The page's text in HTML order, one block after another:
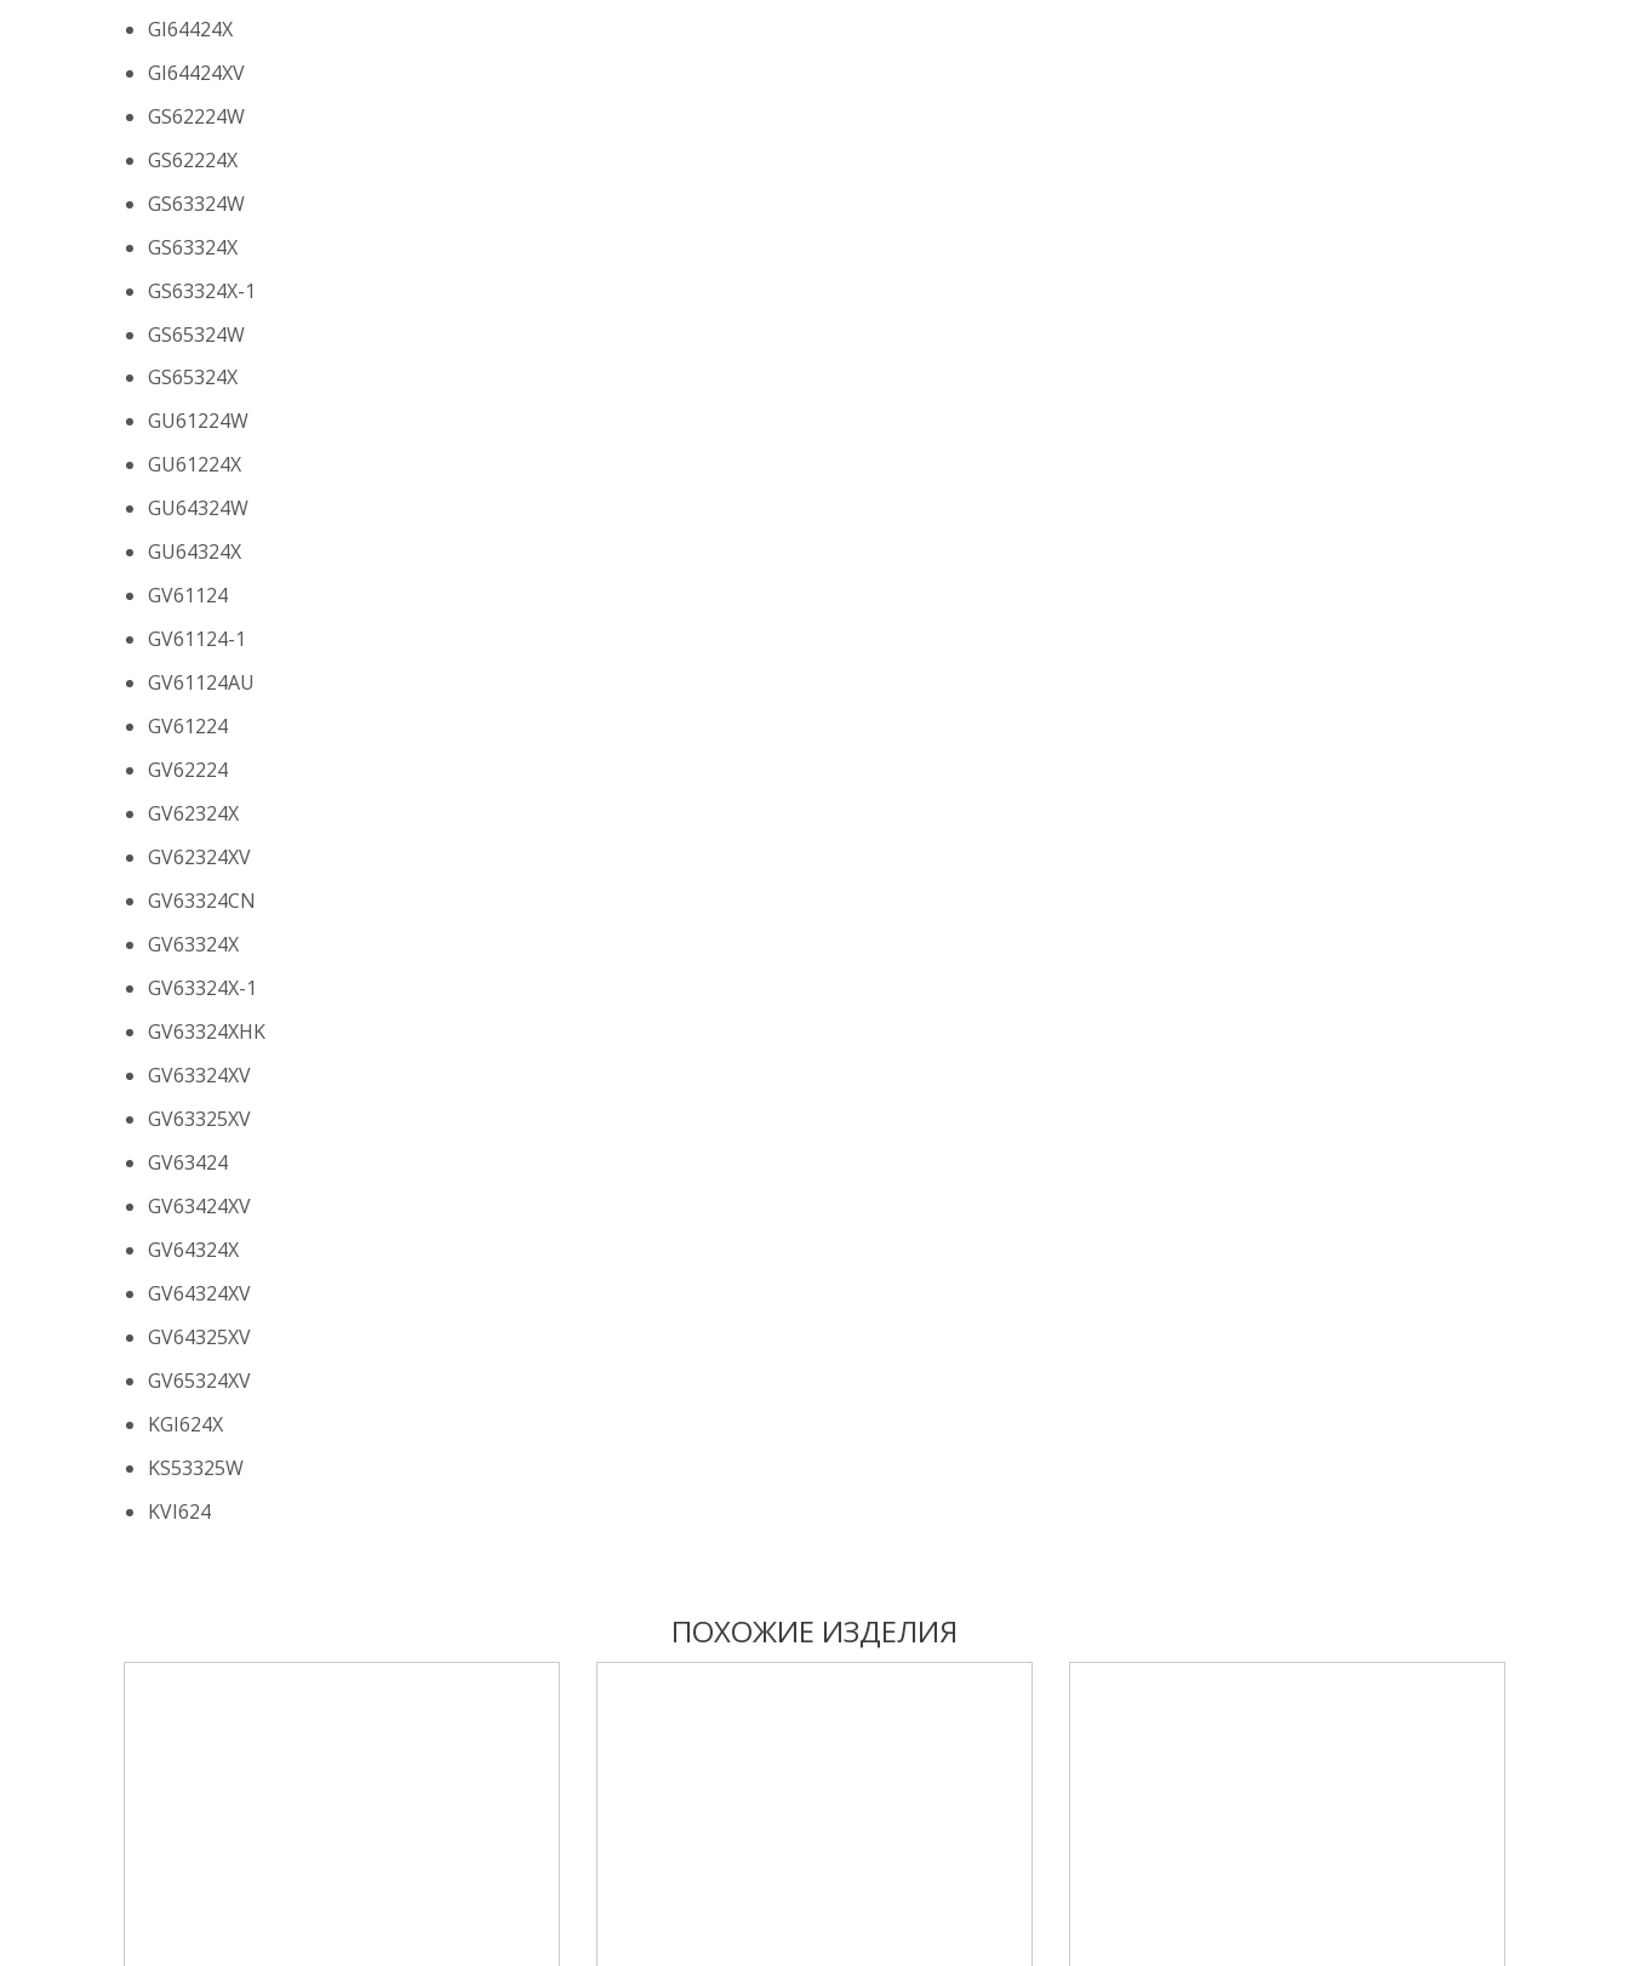
GI64424X
GI64424XV
GS62224W
GS62224X
GS63324W
GS63324X
GS63324X-1
GS65324W
GS65324X
GU61224W
GU61224X
GU64324W
GU64324X
GV61124
GV61124-1
GV61124AU
GV61224
GV62224
GV62324X
GV62324XV
GV63324CN
GV63324X
GV63324X-1
GV63324XHK
GV63324XV
GV63325XV
GV63424
GV63424XV
GV64324X
GV64324XV
GV64325XV
GV65324XV
KGI624X
KS53325W
KVI624
ПОХОЖИЕ ИЗДЕЛИЯ